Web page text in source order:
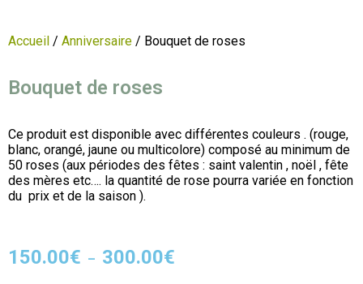
Accueil / Anniversaire / Bouquet de roses
Bouquet de roses
Ce produit est disponible avec différentes couleurs . (rouge,
blanc, orangé, jaune ou multicolore) composé au minimum de
50 roses (aux périodes des fêtes : saint valentin , noël , fête
des mères etc…. la quantité de rose pourra variée en fonction
du prix et de la saison ).
150.00€ – 300.00€